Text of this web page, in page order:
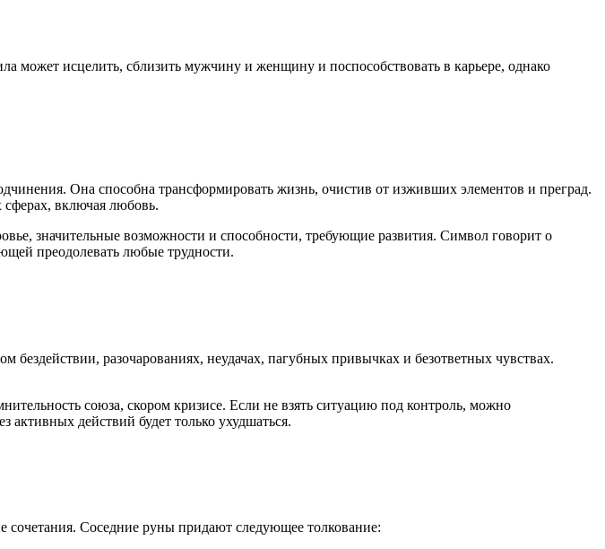
может исцелить, сблизить мужчину и женщину и поспособствовать в карьере, однако
Она способна трансформировать жизнь, очистив от изживших элементов и преград.
включая любовь.
значительные возможности и способности, требующие развития. Символ говорит о
преодолевать любые трудности.
разочарованиях, неудачах, пагубных привычках и безответных чувствах.
союза, скором кризисе. Если не взять ситуацию под контроль, можно
активных действий будет только ухудшаться.
сочетания. Соседние руны придают следующее толкование: